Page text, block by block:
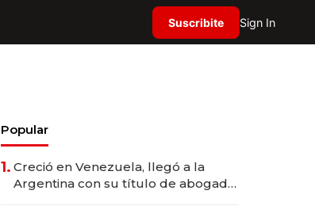
Suscribite Sign In
Popular
1. Creció en Venezuela, llegó a la
Argentina con su título de abogado